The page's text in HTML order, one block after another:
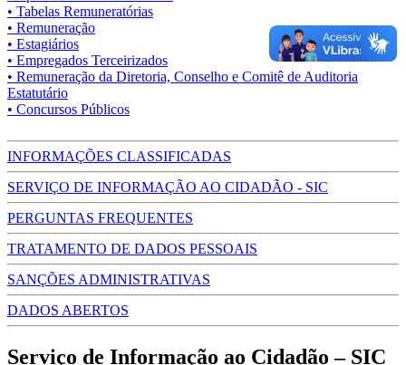
• Tabelas Remuneratórias
• Remuneração
• Estagiários
• Empregados Terceirizados
• Remuneração da Diretoria, Conselho e Comitê de Auditoria
Estatutário
• Concursos Públicos
INFORMAÇÕES CLASSIFICADAS
SERVIÇO DE INFORMAÇÃO AO CIDADÃO - SIC
PERGUNTAS FREQUENTES
TRATAMENTO DE DADOS PESSOAIS
SANÇÕES ADMINISTRATIVAS
DADOS ABERTOS
Serviço de Informação ao Cidadão – SIC